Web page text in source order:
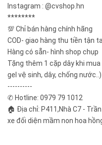
Instagram : @cvshop.hn
********
💯 Chỉ bán hàng chính hãng
COD- giao hàng thu tiền tận
Hàng có sẵn- hình shop chụp
Tặng thêm 1 cặp dây khi
gel vệ sinh, dây, chống nước..)
----------
✆ Hotline: 0979 79 1012
🏠 Địa chỉ: P411,Nhà C7 -
xe đối diện mầm non hoa